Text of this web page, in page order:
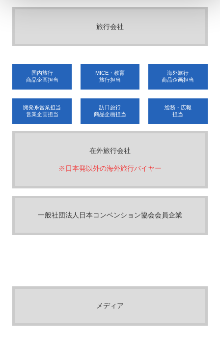
旅行会社
国内旅行
商品企画担当
MICE・教育
旅行担当
海外旅行
商品企画担当
開発系営業担当
営業企画担当
訪日旅行
商品企画担当
総務・広報
担当
在外旅行会社
※日本発以外の海外旅行バイヤー
一般社団法人日本コンベンション協会会員企業
メディア